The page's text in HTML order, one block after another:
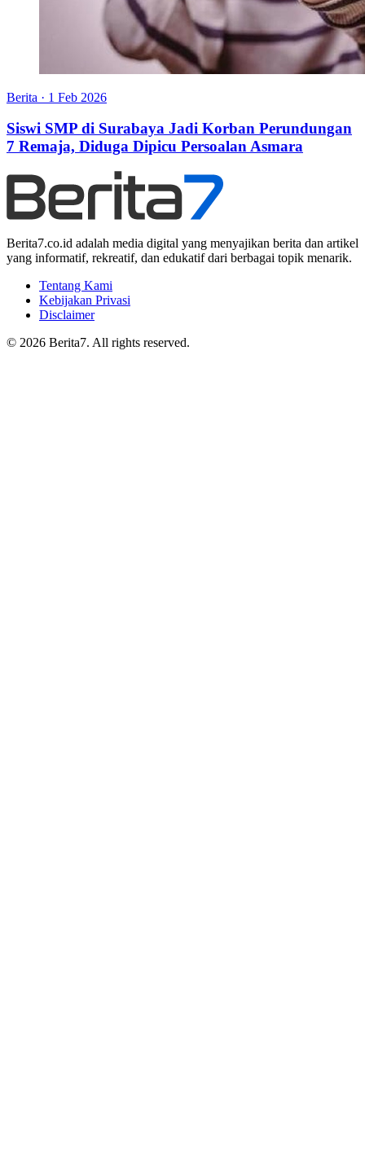
Berita · 1 Feb 2026
Siswi SMP di Surabaya Jadi Korban Perundungan
7 Remaja, Diduga Dipicu Persoalan Asmara
Berita7.co.id adalah media digital yang menyajikan berita dan artikel
yang informatif, rekreatif, dan edukatif dari berbagai topik menarik.
Tentang Kami
Kebijakan Privasi
Disclaimer
© 2026 Berita7. All rights reserved.